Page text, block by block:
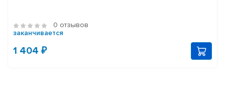
0 отзывов
заканчивается
1 404 ₽